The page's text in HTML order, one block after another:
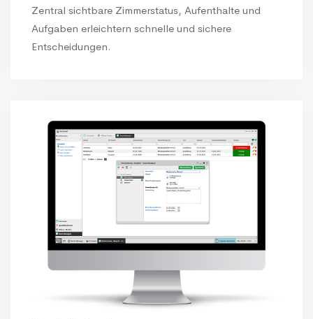
Zentral sichtbare Zimmerstatus, Aufenthalte und
Aufgaben erleichtern schnelle und sichere
Entscheidungen.